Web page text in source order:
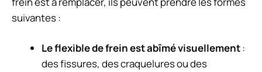
suivantes :
Le flexible de frein est abîmé visuellement:
des fissures, des craquelures ou des